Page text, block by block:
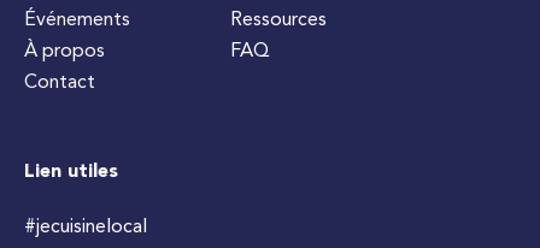
Événements
À propos
Contact
Ressources
FAQ
Lien utiles
#jecuisinelocal